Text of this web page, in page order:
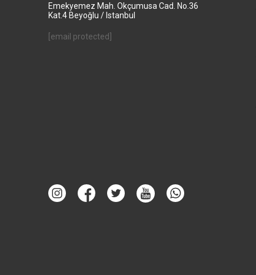
Emekyemez Mah. Okçumusa Cad. No.36
Kat.4 Beyoğlu / Istanbul
[email protected]